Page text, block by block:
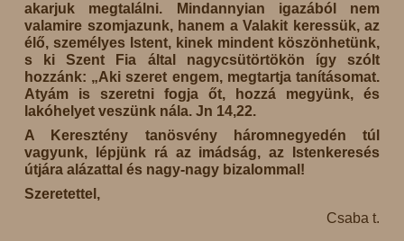
akarjuk megtalálni. Mindannyian igazából nem
valamire szomjazunk, hanem a Valakit keressük, az
élő, személyes Istent, kinek mindent köszönhetünk,
s ki Szent Fia által nagycsütörtökön így szólt
hozzánk: „Aki szeret engem, megtartja tanításomat.
Atyám is szeretni fogja őt, hozzá megyünk, és
lakóhelyet veszünk nála. Jn 14,22.
A Keresztény tanösvény háromnegyedén túl
vagyunk, lépjünk rá az imádság, az Istenkeresés
útjára alázattal és nagy-nagy bizalommal!
Szeretettel,
Csaba t.